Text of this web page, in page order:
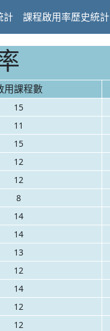
計 課程啟用率歷史統計
用課程數
15
11
15
12
12
8
14
14
13
12
14
12
12